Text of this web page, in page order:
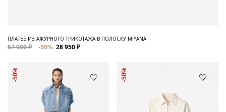
ПЛАТЬЕ ИЗ АЖУРНОГО ТРИКОТАЖА В ПОЛОСКУ MIYANA
57 900 ₽ -50% 28 950 ₽
-50% -50%